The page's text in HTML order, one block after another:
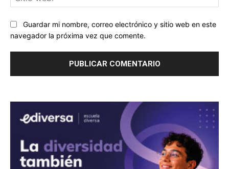
Guardar mi nombre, correo electrónico y sitio web en este
navegador la próxima vez que comente.